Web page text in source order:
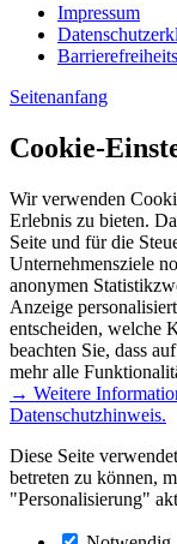
Impressum
Seitenanfang
Cookie-
Wir verwenden
Erlebnis zu bieten.
Seite und für die
Unternehmensziele
anonymen
Anzeige
entscheiden, welche
beachten Sie, dass
mehr alle
→ Weitere
Datenschutzhinweis.
Diese Seite
betreten zu können,
"Personalisierung"